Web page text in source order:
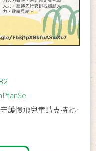
護慢飛兒童請支持 👉